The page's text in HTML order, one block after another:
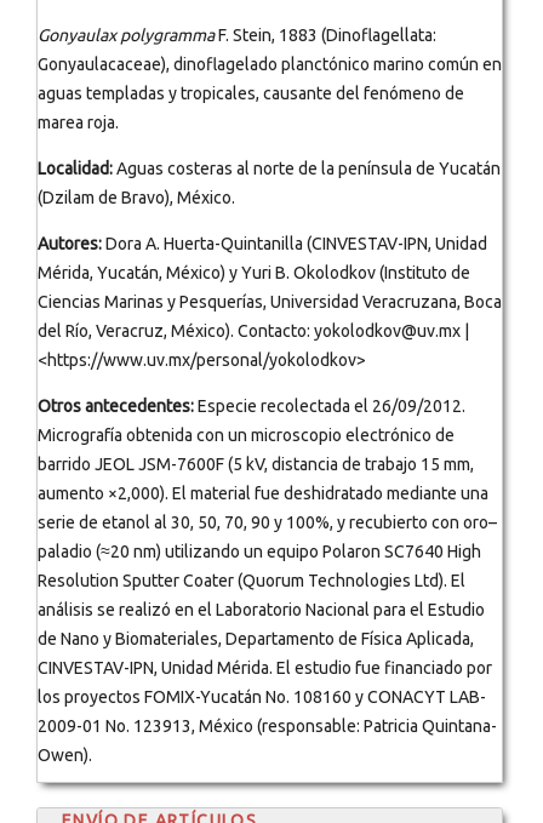
Gonyaulax polygrammaF. Stein, 1883 (Dinoflagellata:
Gonyaulacaceae), dinoflagelado planctónico marino común en
aguas templadas y tropicales, causante del fenómeno de
marea roja.
Localidad:Aguas costeras al norte de la península de Yucatán
(Dzilam de Bravo), México.
Autores:Dora A. Huerta-Quintanilla (CINVESTAV-IPN, Unidad
Mérida, Yucatán, México) y Yuri B. Okolodkov (Instituto de
Ciencias Marinas y Pesquerías, Universidad Veracruzana, Boca
del Río, Veracruz, México). Contacto: yokolodkov@uv.mx |
<https://www.uv.mx/personal/yokolodkov>
Otros antecedentes:Especie recolectada el 26/09/2012.
Micrografía obtenida con un microscopio electrónico de
barrido JEOL JSM-7600F (5 kV, distancia de trabajo 15 mm,
aumento ×2,000). El material fue deshidratado mediante una
serie de etanol al 30, 50, 70, 90 y 100%, y recubierto con oro–
paladio (≈20 nm) utilizando un equipo Polaron SC7640 High
Resolution Sputter Coater (Quorum Technologies Ltd). El
análisis se realizó en el Laboratorio Nacional para el Estudio
de Nano y Biomateriales, Departamento de Física Aplicada,
CINVESTAV-IPN, Unidad Mérida. El estudio fue financiado por
los proyectos FOMIX-Yucatán No. 108160 y CONACYT LAB-
2009-01 No. 123913, México (responsable: Patricia Quintana-
Owen).